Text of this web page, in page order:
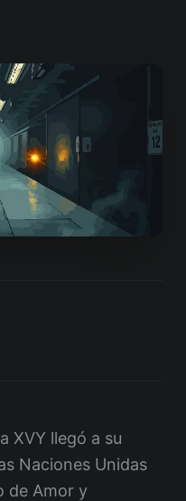
XVY llegó a su
Naciones Unidas
de Amor y